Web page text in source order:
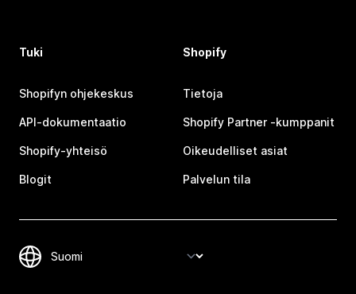
Tuki
Shopifyn ohjekeskus
API-dokumentaatio
Shopify-yhteisö
Blogit
Shopify
Tietoja
Shopify Partner ‑kumppanit
Oikeudelliset asiat
Palvelun tila